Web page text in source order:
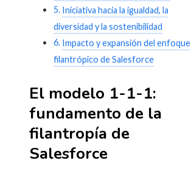
Iniciativa hacia la igualdad, la
diversidad y la sostenibilidad
Impacto y expansión del enfoque
filantrópico de Salesforce
El modelo 1-1-1:
fundamento de la
filantropía de
Salesforce